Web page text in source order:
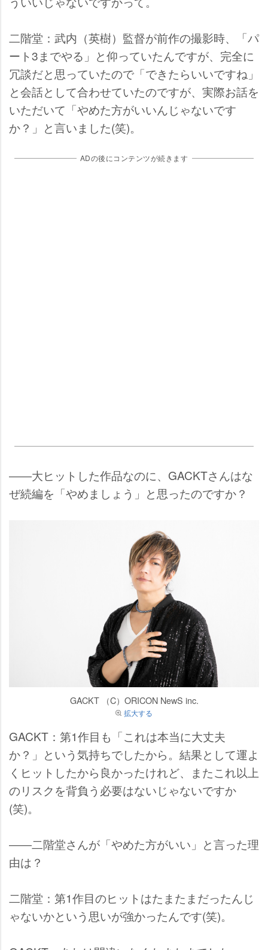
二階堂：武内（英樹）監督が前作の撮影時、「パ
ート3までやる」と仰っていたんですが、完全に
冗談だと思っていたので「できたらいいですね」
と会話として合わせていたのですが、実際お話を
いただいて「やめた方がいいんじゃないです
か？」と言いました(笑)。
ADの後にコンテンツが続きます
――大ヒットした作品なのに、GACKTさんはな
ぜ続編を「やめましょう」と思ったのですか？
GACKT （C）ORICON NewS inc.
拡大する
GACKT：第1作目も「これは本当に大丈夫
か？」という気持ちでしたから。結果として運よ
くヒットしたから良かったけれど、またこれ以上
のリスクを背負う必要はないじゃないですか
(笑)。
――二階堂さんが「やめた方がいい」と言った理
由は？
二階堂：第1作目のヒットはたまたまだったんじ
ゃないかという思いが強かったんです(笑)。